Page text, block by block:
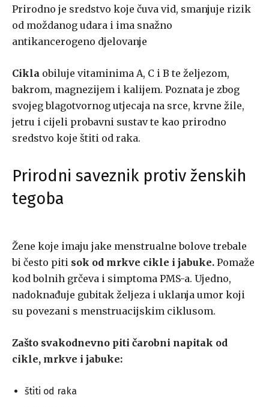
Prirodno je sredstvo koje čuva vid, smanjuje rizik
od moždanog udara i ima snažno
antikancerogeno djelovanje
Cikla obiluje vitaminima A, C i B te željezom,
bakrom, magnezijem i kalijem. Poznata je zbog
svojeg blagotvornog utjecaja na srce, krvne žile,
jetru i cijeli probavni sustav te kao prirodno
sredstvo koje štiti od raka.
Prirodni saveznik protiv ženskih
tegoba
Žene koje imaju jake menstrualne bolove trebale
bi često piti sok od mrkve cikle i jabuke. Pomaže
kod bolnih grčeva i simptoma PMS-a. Ujedno,
nadoknađuje gubitak željeza i uklanja umor koji
su povezani s menstruacijskim ciklusom.
Zašto svakodnevno piti čarobni napitak od
cikle, mrkve i jabuke:
štiti od raka